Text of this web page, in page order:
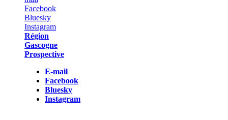
Région
Gascogne
Prospective
E-mail
Facebook
Bluesky
Instagram